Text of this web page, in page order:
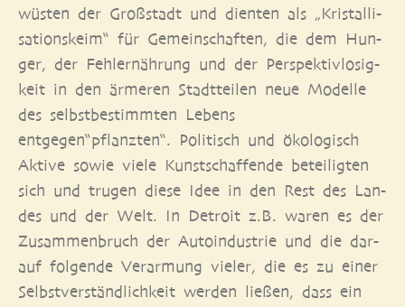
wüs­ten der Groß­stadt und dien­ten als „Kris­tal­li­
sa­ti­ons­keim“ für Gemein­schaf­ten, die dem Hun­
ger, der Fehl­ernäh­rung und der Per­spek­tiv­lo­sig­
keit in den ärme­ren Stadt­tei­len neue Model­le
des selbst­be­stimm­ten Lebens
entgegen“pflanzten“. Poli­tisch und öko­lo­gisch
Akti­ve sowie vie­le Kunst­schaf­fen­de betei­lig­ten
sich und tru­gen die­se Idee in den Rest des Lan­
des und der Welt. In Detroit z.B. waren es der
Zusam­men­bruch der Auto­in­dus­trie und die dar­
auf fol­gen­de Ver­ar­mung vie­ler, die es zu einer
Selbst­ver­ständ­lich­keit wer­den lie­ßen, dass ein